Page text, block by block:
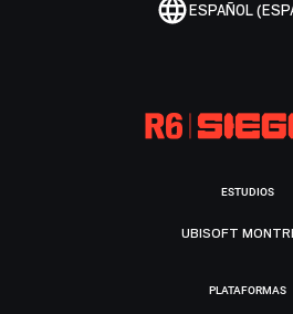
ESPAÑOL
ESTUDIOS
UBISOFT
PLATAFORMAS